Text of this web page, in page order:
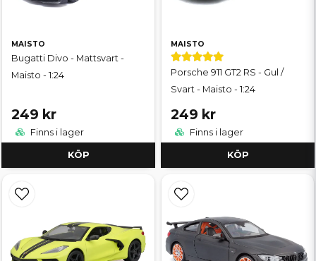
MAISTO
Bugatti Divo - Mattsvart -
Maisto - 1:24
249 kr
Finns i lager
KÖP
MAISTO
Porsche 911 GT2 RS - Gul /
Svart - Maisto - 1:24
249 kr
Finns i lager
KÖP